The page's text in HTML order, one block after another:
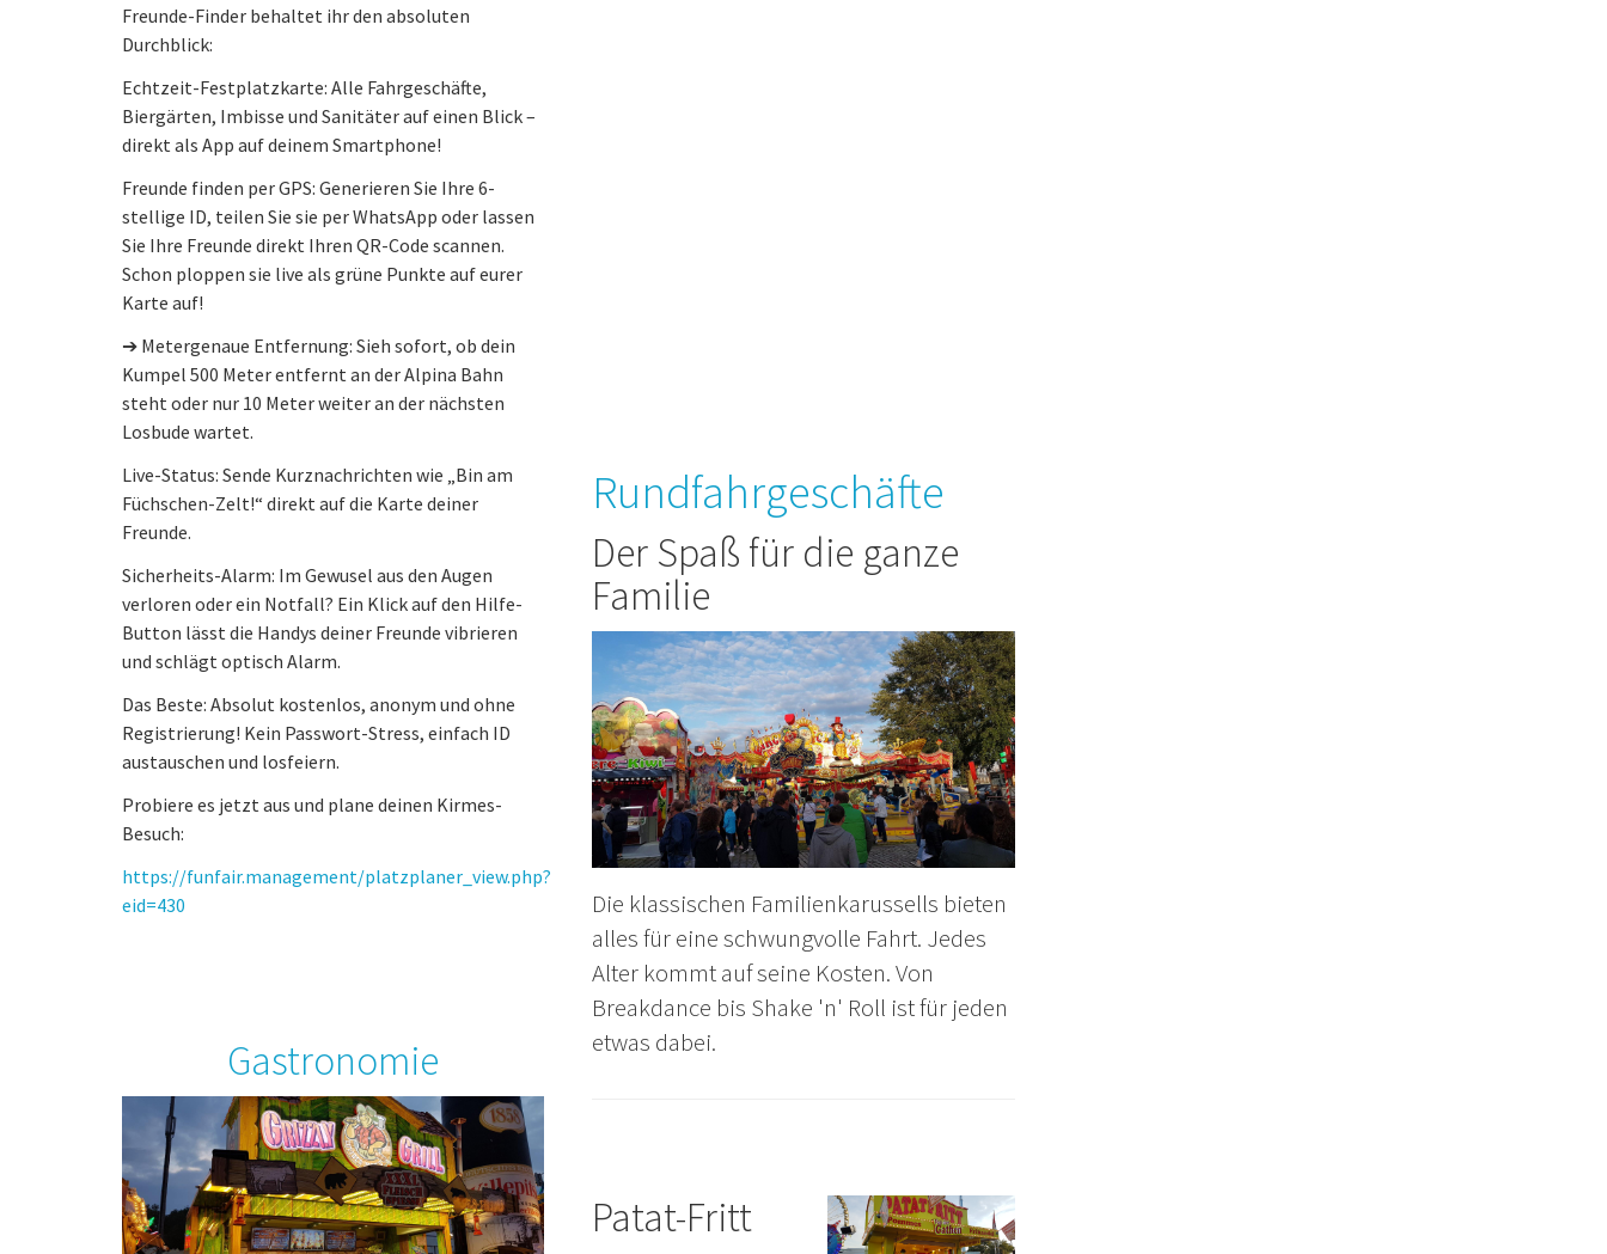
Freunde-Finder behaltet ihr den absoluten
Durchblick:
Echtzeit-Festplatzkarte: Alle Fahrgeschäfte,
Biergärten, Imbisse und Sanitäter auf einen Blick –
direkt als App auf deinem Smartphone!
Freunde finden per GPS: Generieren Sie Ihre 6-
stellige ID, teilen Sie sie per WhatsApp oder lassen
Sie Ihre Freunde direkt Ihren QR-Code scannen.
Schon ploppen sie live als grüne Punkte auf eurer
Karte auf!
➔ Metergenaue Entfernung: Sieh sofort, ob dein
Kumpel 500 Meter entfernt an der Alpina Bahn
steht oder nur 10 Meter weiter an der nächsten
Losbude wartet.
Live-Status: Sende Kurznachrichten wie „Bin am
Füchschen-Zelt!“ direkt auf die Karte deiner
Freunde.
Sicherheits-Alarm: Im Gewusel aus den Augen
verloren oder ein Notfall? Ein Klick auf den Hilfe-
Button lässt die Handys deiner Freunde vibrieren
und schlägt optisch Alarm.
Das Beste: Absolut kostenlos, anonym und ohne
Registrierung! Kein Passwort-Stress, einfach ID
austauschen und losfeiern.
Probiere es jetzt aus und plane deinen Kirmes-
Besuch:
https://funfair.management/platzplaner_view.php?
eid=430
Gastronomie
Rundfahrgeschäfte
Der Spaß für die ganze
Familie
Die klassischen Familienkarussells bieten
alles für eine schwungvolle Fahrt. Jedes
Alter kommt auf seine Kosten. Von
Breakdance bis Shake 'n' Roll ist für jeden
etwas dabei.
Patat-Fritt